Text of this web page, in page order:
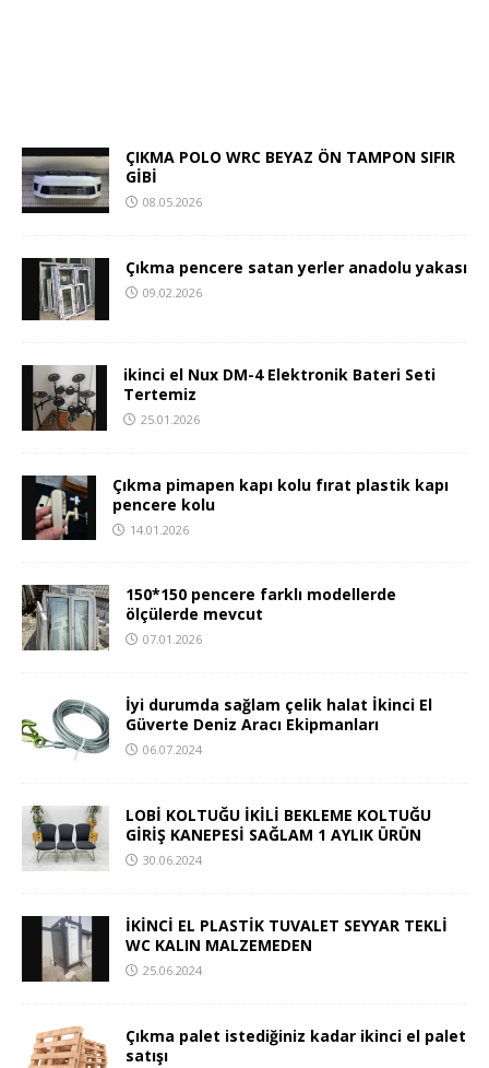
ÇIKMA POLO WRC BEYAZ ÖN TAMPON SIFIR
GİBİ
08.05.2026
Çıkma pencere satan yerler anadolu yakası
09.02.2026
ikinci el Nux DM-4 Elektronik Bateri Seti
Tertemiz
25.01.2026
Çıkma pimapen kapı kolu fırat plastik kapı
pencere kolu
14.01.2026
150*150 pencere farklı modellerde
ölçülerde mevcut
07.01.2026
İyi durumda sağlam çelik halat İkinci El
Güverte Deniz Aracı Ekipmanları
06.07.2024
LOBİ KOLTUĞU İKİLİ BEKLEME KOLTUĞU
GİRİŞ KANEPESİ SAĞLAM 1 AYLIK ÜRÜN
30.06.2024
İKİNCİ EL PLASTİK TUVALET SEYYAR TEKLİ
WC KALIN MALZEMEDEN
25.06.2024
Çıkma palet istediğiniz kadar ikinci el palet
satışı